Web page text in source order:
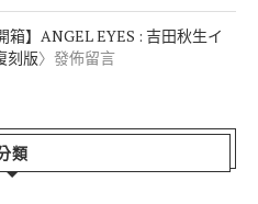
箱】ANGEL EYES : 吉田秋生イ
刻版〉發佈留言
類